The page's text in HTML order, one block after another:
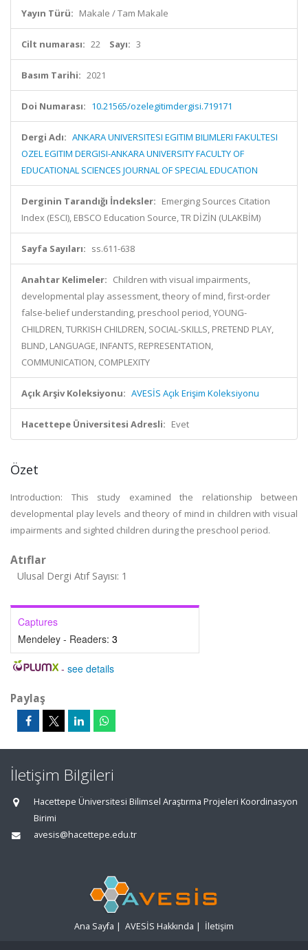
Yayın Türü: Makale / Tam Makale
Cilt numarası: 22 Sayı: 3
Basım Tarihi: 2021
Doi Numarası: 10.21565/ozelegitimdergisi.719171
Dergi Adı: ANKARA UNIVERSITESI EGITIM BILIMLERI FAKULTESI
OZEL EGITIM DERGISI-ANKARA UNIVERSITY FACULTY OF
EDUCATIONAL SCIENCES JOURNAL OF SPECIAL EDUCATION
Derginin Tarandığı İndeksler: Emerging Sources Citation
Index (ESCI), EBSCO Education Source, TR DİZİN (ULAKBİM)
Sayfa Sayıları: ss.611-638
Anahtar Kelimeler: Children with visual impairments,
developmental play assessment, theory of mind, first-order
false-belief understanding, preschool period, YOUNG-
CHILDREN, TURKISH CHILDREN, SOCIAL-SKILLS, PRETEND PLAY,
BLIND, LANGUAGE, INFANTS, REPRESENTATION,
COMMUNICATION, COMPLEXITY
Açık Arşiv Koleksiyonu: AVESİS Açık Erişim Koleksiyonu
Hacettepe Üniversitesi Adresli: Evet
Özet
Introduction: This study examined the relationship between
developmental play levels and theory of mind in children with visual
impairments and sighted children during the preschool period.
Atıflar
Ulusal Dergi Atıf Sayısı: 1
Captures
Mendeley - Readers: 3
- see details
Paylaş
İletişim Bilgileri
Hacettepe Üniversitesi Bilimsel Araştırma Projeleri Koordinasyon
Birimi
avesis@hacettepe.edu.tr
Ana Sayfa | AVESİS Hakkında | İletişim